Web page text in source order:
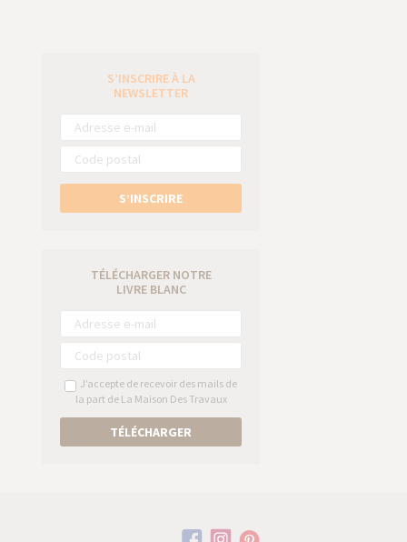
S’INSCRIRE À LA
NEWSLETTER
S’INSCRIRE
TÉLÉCHARGER NOTRE
LIVRE BLANC
J’accepte de recevoir des mails de
la part de La Maison Des Travaux
TÉLÉCHARGER